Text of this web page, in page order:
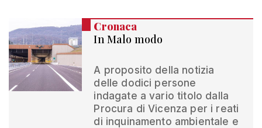
Cronaca
In Malo modo
A proposito della notizia
delle dodici persone
indagate a vario titolo dalla
Procura di Vicenza per i reati
di inquinamento ambientale e